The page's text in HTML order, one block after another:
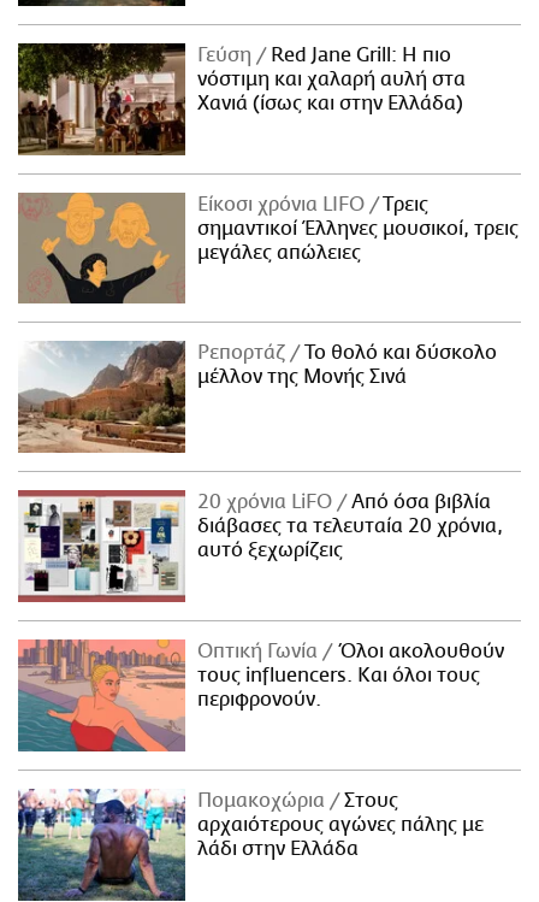
Γεύση
Red Jane Grill: Η πιο
νόστιμη και χαλαρή αυλή στα
Χανιά (ίσως και στην Ελλάδα)
Είκοσι χρόνια LIFO
Tρεις
σημαντικοί Έλληνες μουσικοί, τρεις
μεγάλες απώλειες
Ρεπορτάζ
Το θολό και δύσκολο
μέλλον της Μονής Σινά
20 χρόνια LiFO
Από όσα βιβλία
διάβασες τα τελευταία 20 χρόνια,
αυτό ξεχωρίζεις
Οπτική Γωνία
Όλοι ακολουθούν
τους influencers. Και όλοι τους
περιφρονούν.
Πομακοχώρια
Στους
αρχαιότερους αγώνες πάλης με
λάδι στην Ελλάδα